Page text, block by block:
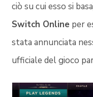
ciò su cui esso si
Switch Online per
stata annunciata
ufficiale del gioco